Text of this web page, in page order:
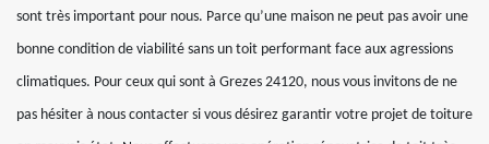
sont très important pour nous. Parce qu’une maison ne peut pas avoir une
bonne condition de viabilité sans un toit performant face aux agressions
climatiques. Pour ceux qui sont à Grezes 24120, nous vous invitons de ne
pas hésiter à nous contacter si vous désirez garantir votre projet de toiture